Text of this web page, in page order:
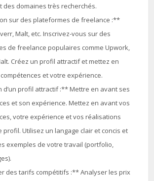
des domaines très recherchés.
sur des plateformes de freelance :**
Malt, etc. Inscrivez-vous sur des
de freelance populaires comme Upwork,
Créez un profil attractif et mettez en
et votre expérience.
d’un profil attractif :** Mettre en avant ses
et son expérience. Mettez en avant vos
votre expérience et vos réalisations
profil. Utilisez un langage clair et concis et
exemples de votre travail (portfolio,
des tarifs compétitifs :** Analyser les prix